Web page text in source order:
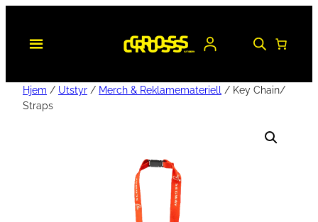
Hjem / Utstyr / Merch & Reklamemateriell
/ Key Chain/
Straps